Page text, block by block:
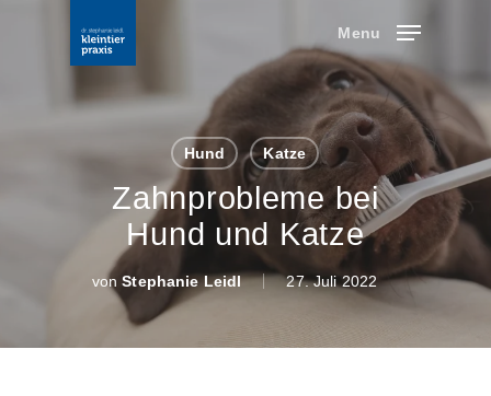
Menu
Hund Katze
Zahnprobleme bei
Hund und Katze
von Stephanie Leidl 27. Juli 2022